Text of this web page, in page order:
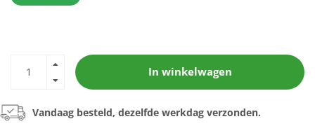
In winkelwagen
Vandaag besteld, dezelfde werkdag verzonden.